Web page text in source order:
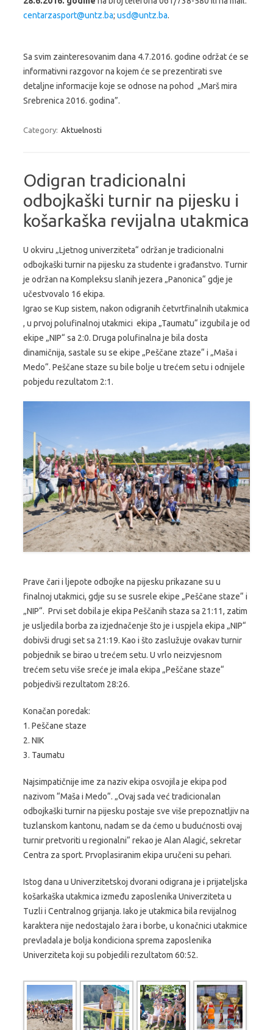
centarzasport@untz.ba; usd@untz.ba.
Sa svim zainteresovanim dana 4.7.2016. godine održat će se
informativni razgovor na kojem će se prezentirati sve
detaljne informacije koje se odnose na pohod „Marš mira
Srebrenica 2016. godina”.
Category: Aktuelnosti
Odigran tradicionalni
odbojkaški turnir na pijesku i
košarkaška revijalna utakmica
U okviru „Ljetnog univerziteta“ održan je tradicionalni
odbojkaški turnir na pijesku za studente i građanstvo. Turnir
je održan na Kompleksu slanih jezera „Panonica“ gdje je
učestvovalo 16 ekipa.
Igrao se Kup sistem, nakon odigranih četvrtfinalnih utakmica
, u prvoj polufinalnoj utakmici ekipa „Taumatu“ izgubila je od
ekipe „NIP“ sa 2:0. Druga polufinalna je bila dosta
dinamičnija, sastale su se ekipe „Peščane ztaze“ i „Maša i
Medo“. Peščane staze su bile bolje u trećem setu i odnijele
pobjedu rezultatom 2:1.
Prave čari i ljepote odbojke na pijesku prikazane su u
finalnoj utakmici, gdje su se susrele ekipe „Peščane staze“ i
„NIP“. Prvi set dobila je ekipa Peščanih staza sa 21:11, zatim
je usljedila borba za izjednačenje što je i uspjela ekipa „NIP“
dobivši drugi set sa 21:19. Kao i što zaslužuje ovakav turnir
pobjednik se birao u trećem setu. U vrlo neizvjesnom
trećem setu više sreće je imala ekipa „Peščane staze“
pobjedivši rezultatom 28:26.
Konačan poredak:
1. Peščane staze
2. NIK
3. Taumatu
Najsimpatičnije ime za naziv ekipa osvojila je ekipa pod
nazivom “Maša i Medo“. „Ovaj sada već tradicionalan
odbojkaški turnir na pijesku postaje sve više prepoznatljiv na
tuzlanskom kantonu, nadam se da ćemo u budućnosti ovaj
turnir pretvoriti u regionalni“ rekao je Alan Alagić, sekretar
Centra za sport. Prvoplasiranim ekipa uručeni su pehari.
Istog dana u Univerzitetskoj dvorani odigrana je i prijateljska
košarkaška utakmica između zaposlenika Univerziteta u
Tuzli i Centralnog grijanja. Iako je utakmica bila revijalnog
karaktera nije nedostajalo žara i borbe, u konačnici utakmice
prevladala je bolja kondiciona sprema zaposlenika
Univerziteta koji su pobjedili rezultatom 60:52.